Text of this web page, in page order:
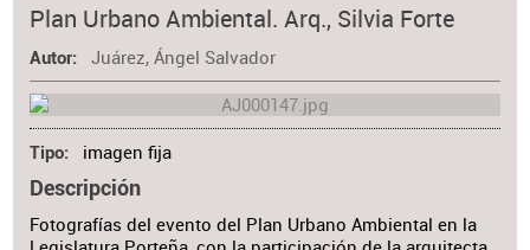
Plan Urbano Ambiental. Arq., Silvia Forte
Autor Juárez, Ángel Salvador
Tipo imagen fija
Descripción
Fotografías del evento del Plan Urbano Ambiental en la